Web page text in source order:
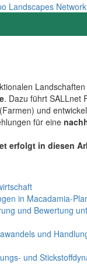
Landscapes Network
. Dazu führt SALLnet
und
für eine
erfolgt in diesen
in Macadamia-
und Bewertung
und
und